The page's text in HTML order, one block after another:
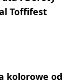
Toffifest
kolorowe od